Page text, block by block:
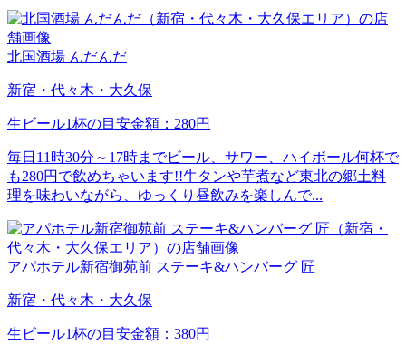
北国酒場 んだんだ
新宿・代々木・大久保
生ビール1杯の目安金額：280円
毎日11時30分～17時までビール、サワー、ハイボール何杯で
も280円で飲めちゃいます!!牛タンや芋煮など東北の郷土料
理を味わいながら、ゆっくり昼飲みを楽しんで...
アパホテル新宿御苑前 ステーキ&ハンバーグ 匠
新宿・代々木・大久保
生ビール1杯の目安金額：380円